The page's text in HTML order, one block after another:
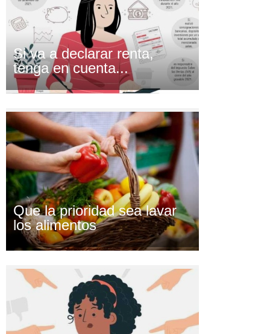
Si va a declarar renta,
tenga en cuenta...
Que la prioridad sea lavar
los alimentos